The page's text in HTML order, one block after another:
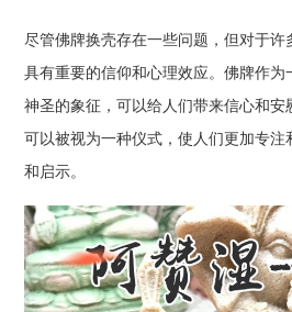
尽管佛牌换壳存在一些问题，但对于许
具有重要的信仰和心理效应。佛牌作为
神圣的象征，可以给人们带来信心和安
可以被视为一种仪式，使人们更加专注
和启示。